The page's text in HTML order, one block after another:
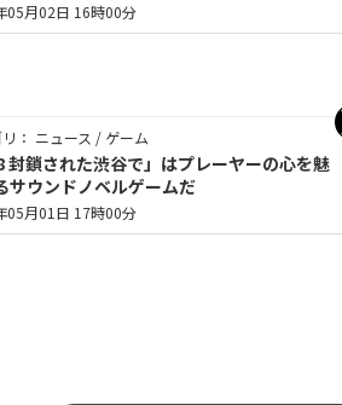
05月02日 16時00分
： ニュース / ゲーム
封鎖された渋谷で」はプレーヤーの心を魅
サウンドノベルゲームだ
05月01日 17時00分